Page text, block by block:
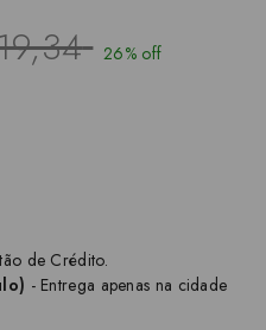
26% off
de Crédito.
- Entrega apenas na cidade